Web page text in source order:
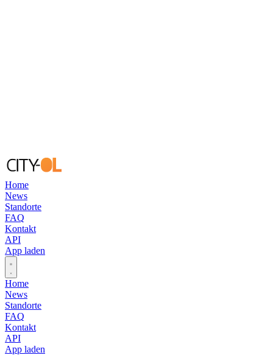
Home
News
Standorte
FAQ
Kontakt
API
App laden
Open main menu
Home
News
Standorte
FAQ
Kontakt
API
App laden